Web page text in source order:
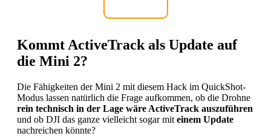
Kommt ActiveTrack als Update auf
die Mini 2?
Die Fähigkeiten der Mini 2 mit diesem Hack im QuickShot-
Modus lassen natürlich die Frage aufkommen, ob die Drohne
rein technisch in der Lage wäre ActiveTrack auszuführen
und ob DJI das ganze vielleicht sogar mit einem Update
nachreichen könnte?